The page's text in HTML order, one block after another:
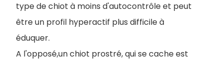
type de chiot à moins d'autocontrôle et peut
être un profil hyperactif plus difficile à
éduquer.
A l'opposé,un chiot prostré, qui se cache est